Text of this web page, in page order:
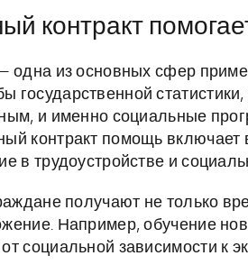
контракт
одна из основных сфер
государственной
и именно социальные
контракт помощь
в трудоустройстве и
получают не только
Например, обучение
социальной зависимости к